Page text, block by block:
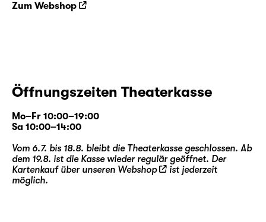
Zum Webshop
Öffnungszeiten Theaterkasse
Mo–Fr 10:00–19:00
Sa 10:00–14:00
Vom 6.7. bis 18.8. bleibt die Theaterkasse geschlossen. Ab
dem 19.8. ist die Kasse wieder regulär geöffnet. Der
Kartenkauf über unseren Webshop
ist jederzeit
möglich.